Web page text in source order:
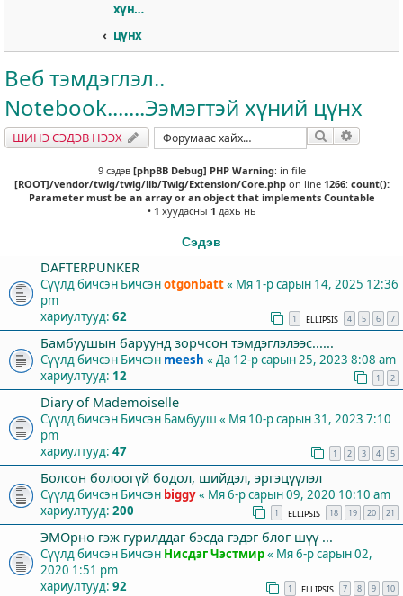
хүний
цүнх
Веб тэмдэглэл..
Notebook.......Ээмэгтэй хүний цүнх
ШИНЭ СЭДЭВ НЭЭХ Хайлт
9 сэдэв [phpBB Debug] PHP Warning: in file
[ROOT]/vendor/twig/twig/lib/Twig/Extension/Core.phpon line 1266: count():
Parameter must be an array or an object that implements Countable
• 1 хуудасны 1 дахь нь
Сэдэв
DAFTERPUNKER
Сүүлд бичсэн Бичсэнotgonbatt« Мя 1-р сарын 14, 2025 12:36
pm
хариултууд: 62 1 ELLIPSIS 4 5 6 7
Бамбуушын баруунд зорчсон тэмдэглэлээс......
Сүүлд бичсэн Бичсэн meesh « Да 12-р сарын 25, 2023 8:08 am
хариултууд: 12 1 2
Diary of Mademoiselle
Сүүлд бичсэн Бичсэн Бамбууш « Мя 10-р сарын 31, 2023 7:10
pm
хариултууд: 47 1 2 3 4 5
Болсон болоогүй бодол, шийдэл, эргэцүүлэл
Сүүлд бичсэн Бичсэн biggy« Мя 6-р сарын 09, 2020 10:10 am
хариултууд: 200 1 ELLIPSIS 18 19 20 21
ЭМОрно гэж гурилддаг бэсда гэдэг блог шүү ...
Сүүлд бичсэн Бичсэн Нисдэг Чэстмир« Мя 6-р сарын 02,
2020 1:51 pm
хариултууд: 92 1 ELLIPSIS 7 8 9 10